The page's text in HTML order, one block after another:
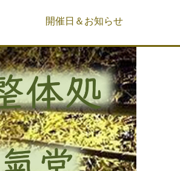
開催日＆お知らせ